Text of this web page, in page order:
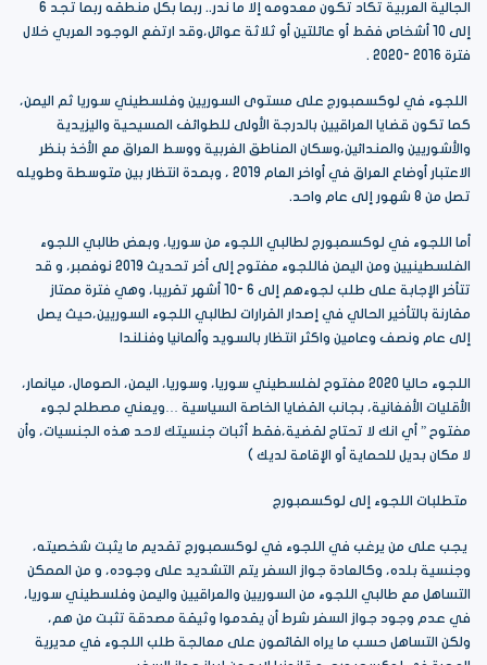
الجالية العربية تكاد تكون معدومه إلا ما ندر.. ربما بكل منطقه ربما تجد 6
إلى 10 أشخاص فقط أو عائلتين أو ثلاثة عوائل،وقد ارتفع الوجود العربي خلال
فترة 2016 -2020 .
اللجوء في لوكسمبورج على مستوى السوريين وفلسطيني سوريا ثم اليمن،
كما تكون قضايا العراقيين بالدرجة الأولى للطوائف المسيحية واليزيدية
والأشوريين والمندائين،وسكان المناطق الغربية ووسط العراق مع الأخذ بنظر
الاعتبار أوضاع العراق في أواخر العام 2019 ، وبمدة انتظار بين متوسطة وطويله
تصل من 8 شهور إلى عام واحد.
أما اللجوء في لوكسمبورج لطالبي اللجوء من سوريا، وبعض طالبي اللجوء
الفلسطينيين ومن اليمن فاللجوء مفتوح إلى أخر تحديث 2019 نوفمبر، و قد
تتأخر الإجابة على طلب لجوءهم إلى 6 -10 أشهر تقريبا، وهي فترة ممتاز
مقارنة بالتأخير الحالي في إصدار القرارات لطالبي اللجوء السوريين،حيث يصل
إلى عام ونصف وعامين واكثر انتظار بالسويد وألمانيا وفنلندا
اللجوء حاليا 2020 مفتوح لفلسطيني سوريا، وسوريا، اليمن، الصومال، ميانمار،
الأقليات الأفغانية، بجانب القضايا الخاصة السياسية …ويعني مصطلح لجوء
مفتوح ” أي انك لا تحتاج لقضية،فقط أثبات جنسيتك لاحد هذه الجنسيات، وأن
لا مكان بديل للحماية أو الإقامة لديك )
متطلبات اللجوء إلى لوكسمبورج
يجب على من يرغب في اللجوء في لوكسمبورج تقديم ما يثبت شخصيته،
وجنسية بلده، وكالعادة جواز السفر يتم التشديد على وجوده، و من الممكن
التساهل مع طالبي اللجوء من السوريين والعراقيين واليمن وفلسطيني سوريا،
في عدم وجود جواز السفر شرط أن يقدموا وثيقة مصدقة تثبت من هم،
ولكن التساهل حسب ما يراه القائمون على معالجة طلب اللجوء في مديرية